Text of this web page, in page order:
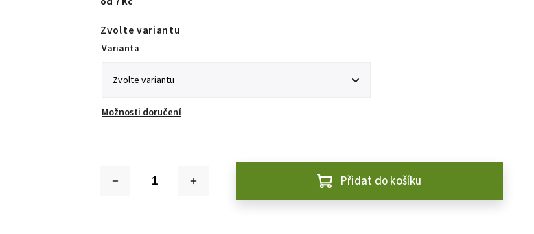
Zvolte variantu
Varianta
Možnosti doručení
Přidat do košíku